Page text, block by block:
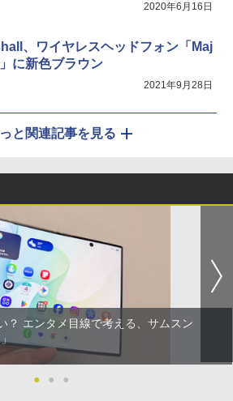
2020年6月16日
、ワイヤレスヘッドフォン「Maj
に新色ブラウン
2021年9月28日
と関連記事を見る
？ エンタメ目線で考える、サムスン
● ● ●